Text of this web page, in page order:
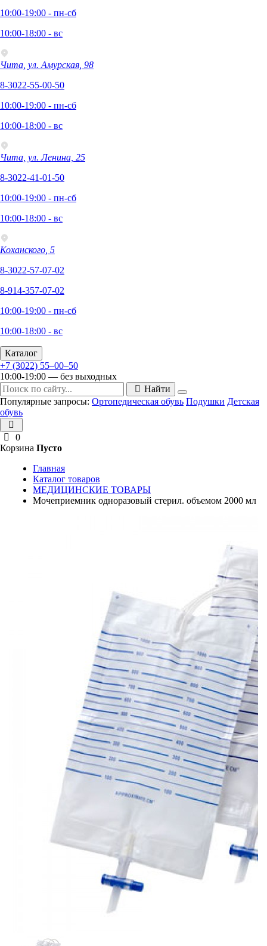
10:00-19:00 - пн-сб
10:00-18:00 - вс
Чита, ул. Амурская, 98
8-3022-55-00-50
10:00-19:00 - пн-сб
10:00-18:00 - вс
Чита, ул. Ленина, 25
8-3022-41-01-50
10:00-19:00 - пн-сб
10:00-18:00 - вс
Коханского, 5
8-3022-57-07-02
8-914-357-07-02
10:00-19:00 - пн-сб
10:00-18:00 - вс
Каталог
+7 (3022) 55‒00‒50
10:00-19:00 — без выходных
Найти
Популярные запросы: Ортопедическая обувь Подушки Детская
обувь
0
Корзина Пусто
Главная
Каталог товаров
МЕДИЦИНСКИЕ ТОВАРЫ
Мочеприемник одноразовый стерил. объемом 2000 мл